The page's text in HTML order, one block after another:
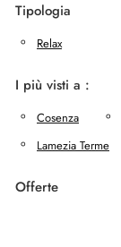
Tipologia
Relax
I più visti a :
Cosenza
Lamezia Terme
Offerte